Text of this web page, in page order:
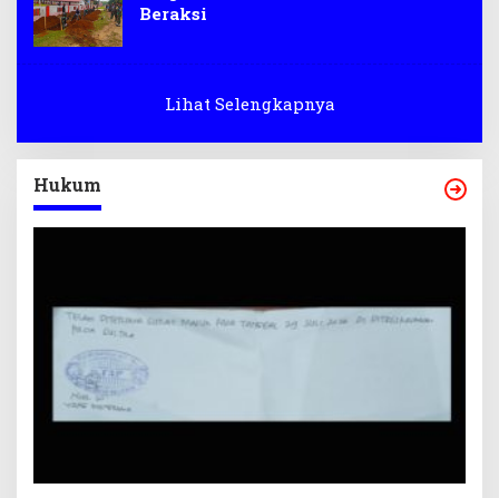
Beraksi
Lihat Selengkapnya
Hukum